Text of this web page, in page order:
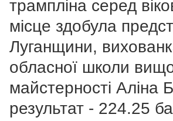
трампліна серед
місце здобула
Луганщини,
обласної школи
майстерності Аліна
результат - 224.25